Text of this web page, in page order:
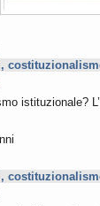
istituzionale?